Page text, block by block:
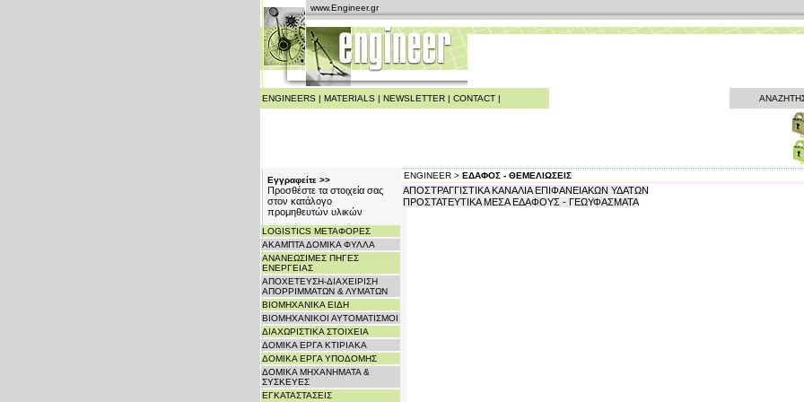
www.Engineer.gr
ENGINEERS | MATERIALS | NEWSLETTER | CONTACT |
Εγγραφείτε >>
Προσθέστε τα στοιχεία σας
στον κατάλογο
προμηθευτών υλικών
LOGISTICS ΜΕΤΑΦΟΡΕΣ
ΑΚΑΜΠΤΑ ΔΟΜΙΚΑ ΦΥΛΛΑ
ΑΝΑΝΕΩΣΙΜΕΣ ΠΗΓΕΣ
ΕΝΕΡΓΕΙΑΣ
ΑΠΟΧΕΤΕΥΣΗ-ΔΙΑΧΕΙΡΙΣΗ
ΑΠΟΡΡΙΜΜΑΤΩΝ & ΛΥΜΑΤΩΝ
ΒΙΟΜΗΧΑΝΙΚΑ ΕΙΔΗ
ΒΙΟΜΗΧΑΝΙΚΟΙ ΑΥΤΟΜΑΤΙΣΜΟΙ
ΔΙΑΧΩΡΙΣΤΙΚΑ ΣΤΟΙΧΕΙΑ
ΔΟΜΙΚΑ ΕΡΓΑ ΚΤΙΡΙΑΚΑ
ΔΟΜΙΚΑ ΕΡΓΑ ΥΠΟΔΟΜΗΣ
ΔΟΜΙΚΑ ΜΗΧΑΝΗΜΑΤΑ &
ΣΥΣΚΕΥΕΣ
ΕΓΚΑΤΑΣΤΑΣΕΙΣ
ENGINEER > ΕΔΑΦΟΣ - ΘΕΜΕΛΙΩΣΕΙΣ
ΑΠΟΣΤΡΑΓΓΙΣΤΙΚΑ ΚΑΝΑΛΙΑ ΕΠΙΦΑΝΕΙΑΚΩΝ ΥΔΑΤΩΝ
ΠΡΟΣΤΑΤΕΥΤΙΚΑ ΜΕΣΑ ΕΔΑΦΟΥΣ - ΓΕΩΥΦΑΣΜΑΤΑ